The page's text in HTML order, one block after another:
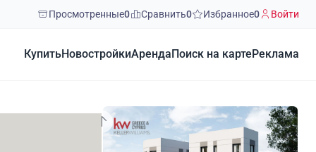
Просмотренные0 Сравнить0 Избранное0 Войти
КупитьНовостройкиАренда Поиск на карте Реклама